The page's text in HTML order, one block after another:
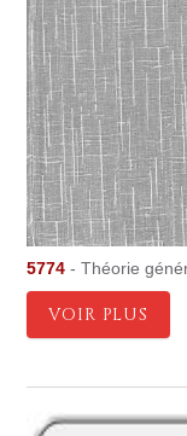
5774 - Théorie
VOIR PLUS